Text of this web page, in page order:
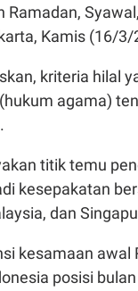
Kamis (16/3/
kriteria hilal
agama)
titik temu
kesepakatan
dan
kesamaan awal
posisi